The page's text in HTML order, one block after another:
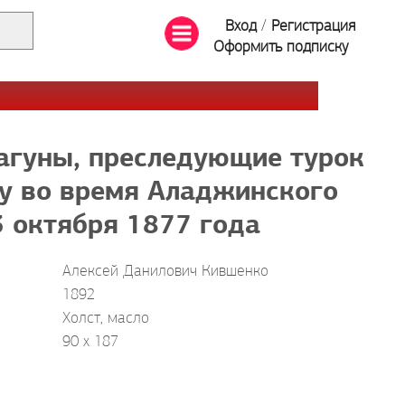
Вход/ Регистрация
Оформить подписку
преследующие турок
во время Аладжинского
октября 1877 года
Алексей Данилович Кившенко
1892
Холст, масло
90 х 187